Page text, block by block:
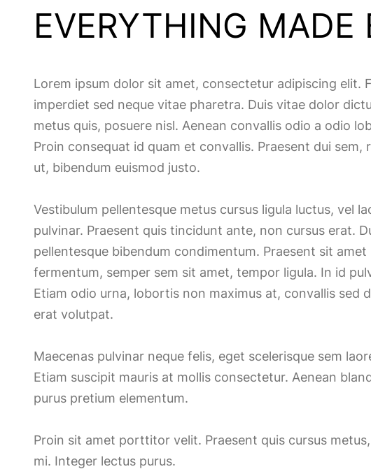
EVERYTHING MADE
Lorem ipsum dolor sit amet, consectetur adipiscing elit.
imperdiet sed neque vitae pharetra. Duis vitae dolor
metus quis, posuere nisl. Aenean convallis odio a odio
Proin consequat id quam et convallis. Praesent dui sem,
ut, bibendum euismod justo.
Vestibulum pellentesque metus cursus ligula luctus, vel
pulvinar. Praesent quis tincidunt ante, non cursus erat.
pellentesque bibendum condimentum. Praesent sit amet
fermentum, semper sem sit amet, tempor ligula. In id
Etiam odio urna, lobortis non maximus at, convallis sed
erat volutpat.
Maecenas pulvinar neque felis, eget scelerisque sem
Etiam suscipit mauris at mollis consectetur. Aenean
purus pretium elementum.
Proin sit amet porttitor velit. Praesent quis cursus
mi. Integer lectus purus.